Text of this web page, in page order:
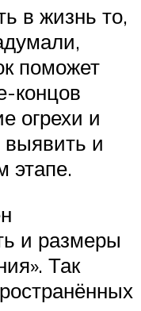
в жизнь то,
поможет
концов
огрехи и
и
этапе.
и размеры
Так